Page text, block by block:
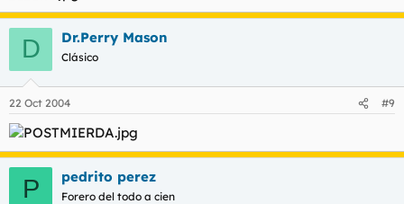
D Dr.Perry Mason
Clásico
22 Oct 2004 #9
P pedrito perez
Forero del todo a cien